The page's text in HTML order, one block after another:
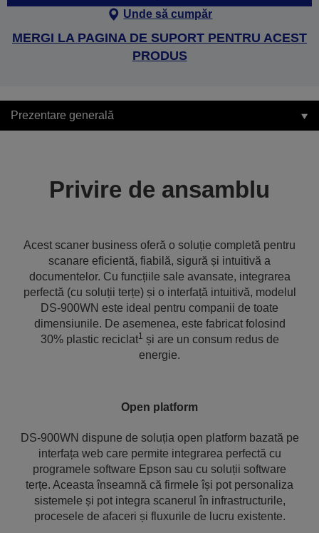
Unde să cumpăr
MERGI LA PAGINA DE SUPORT PENTRU ACEST
PRODUS
Prezentare generală
Privire de ansamblu
Acest scaner business oferă o soluție completă pentru
scanare eficientă, fiabilă, sigură și intuitivă a
documentelor. Cu funcțiile sale avansate, integrarea
perfectă (cu soluții terțe) și o interfață intuitivă, modelul
DS-900WN este ideal pentru companii de toate
dimensiunile. De asemenea, este fabricat folosind
30% plastic reciclat1 și are un consum redus de
energie.
Open platform
DS-900WN dispune de soluția open platform bazată pe
interfața web care permite integrarea perfectă cu
programele software Epson sau cu soluții software
terțe. Aceasta înseamnă că firmele își pot personaliza
sistemele și pot integra scanerul în infrastructurile,
procesele de afaceri și fluxurile de lucru existente.